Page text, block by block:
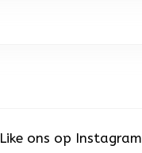
Like ons op Instagram